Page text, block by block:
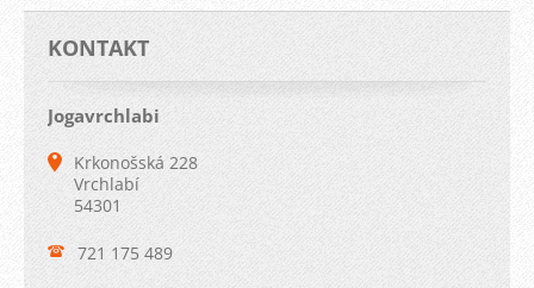
KONTAKT
Jogavrchlabi
Krkonošská 228
Vrchlabí
54301
721 175 489